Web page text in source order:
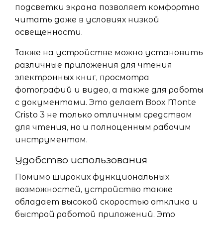
подсветки экрана позволяет комфортно
читать даже в условиях низкой
освещенности.
Также на устройстве можно установить
различные приложения для чтения
электронных книг, просмотра
фотографий и видео, а также для работы
с документами. Это делает Boox Monte
Cristo 3 не только отличным средством
для чтения, но и полноценным рабочим
инструментом.
Удобство использования
Помимо широких функциональных
возможностей, устройство также
обладает высокой скоростью отклика и
быстрой работой приложений. Это